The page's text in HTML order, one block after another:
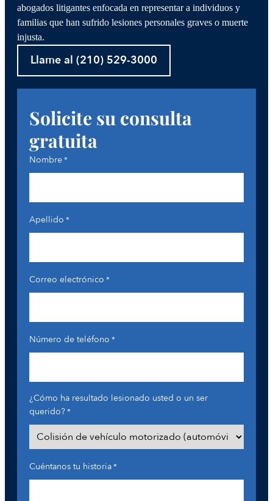
abogados litigantes enfocada en representar a individuos y
familias que han sufrido lesiones personales graves o muerte
injusta.
Llame al (210) 529-3000
Solicite su consulta
gratuita
Nombre*
Apellido *
Correo electrónico *
Número de teléfono *
¿Cómo ha resultado lesionado usted o un ser
querido?*
Cuéntanos tu historia*